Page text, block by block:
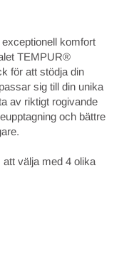
komfort
TEMPUR®
för att stödja din
sig till din unika
av riktigt rogivande
och bättre
välja med 4 olika